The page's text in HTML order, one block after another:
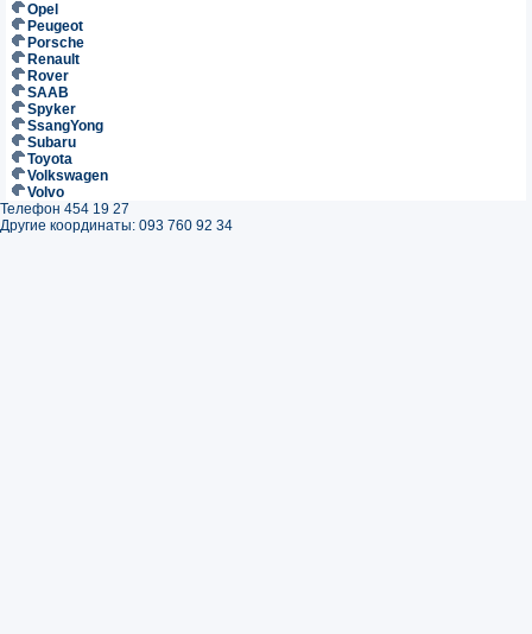
Opel
Peugeot
Porsche
Renault
Rover
SAAB
Spyker
SsangYong
Subaru
Toyota
Volkswagen
Volvo
Телефон 454 19 27
Другие координаты: 093 760 92 34